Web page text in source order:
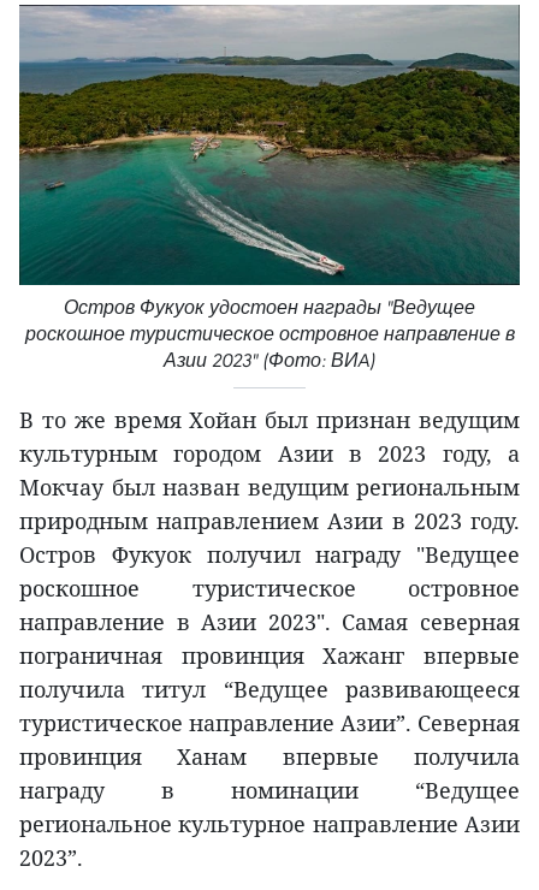
Остров Фукуок удостоен награды "Ведущее
роскошное туристическое островное направление в
Азии 2023" (Фото: ВИA)
В то же время Хойан был признан ведущим
культурным городом Азии в 2023 году, а
Мокчау был назван ведущим региональным
природным направлением Азии в 2023 году.
Остров Фукуок получил награду "Ведущее
роскошное туристическое островное
направление в Азии 2023". Самая северная
пограничная провинция Хажанг впервые
получила титул “Ведущее развивающееся
туристическое направление Азии”. Северная
провинция Ханам впервые получила
награду в номинации “Ведущее
региональное культурное направление Азии
2023”.